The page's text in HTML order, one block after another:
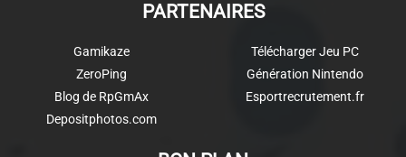
PARTENAIRES
Gamikaze
ZeroPing
Blog de RpGmAx
Depositphotos.com
Télécharger Jeu PC
Génération Nintendo
Esportrecrutement.fr